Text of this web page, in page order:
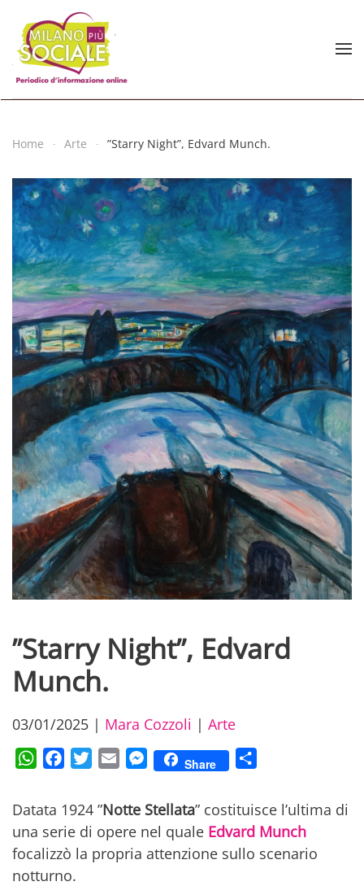
Skip to main content
Home Arte ”Starry Night”, Edvard Munch.
”Starry Night”, Edvard
Munch.
03/01/2025 | Mara Cozzoli | Arte
WhatsAppFacebookTwitterEmail Messenger
Share
Datata 1924 ”Notte Stellata” costituisce l’ultima di
una serie di opere nel quale Edvard Munch
focalizzò la propria attenzione sullo scenario
notturno.